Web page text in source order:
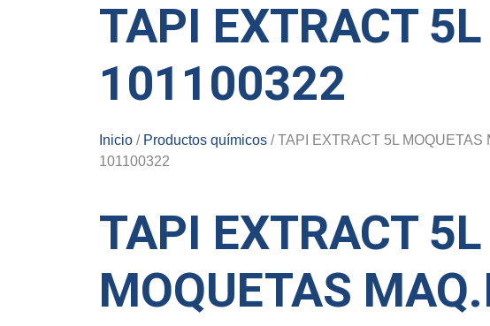
TAPI EXTRACT
101100322
Inicio / Productos químicos / TAPI EXTRACT 5L MOQUETAS
101100322
TAPI EXTRACT 5L
MOQUETAS